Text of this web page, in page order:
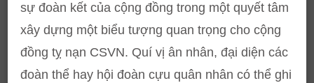
sự đoàn kết của cộng đồng trong một quyết tâm
xây dựng một biểu tượng quan trọng cho cộng
đồng tỵ nạn CSVN. Quí vị ân nhân, đại diện các
đoàn thể hay hội đoàn cựu quân nhân có thể ghi